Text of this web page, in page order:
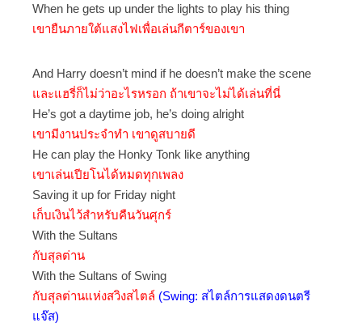
When he gets up under the lights to play his thing
เขายืนภายใต้แสงไฟเพื่อเล่นกีตาร์ของเขา
And Harry doesn’t mind if he doesn’t make the scene
และแฮรี่ก็ไม่ว่าอะไรหรอก ถ้าเขาจะไม่ได้เล่นที่นี่
He’s got a daytime job, he’s doing alright
เขามีงานประจำทำ เขาดูสบายดี
He can play the Honky Tonk like anything
เขาเล่นเปียโนได้หมดทุกเพลง
Saving it up for Friday night
เก็บเงินไว้สำหรับคืนวันศุกร์
With the Sultans
กับสุลต่าน
With the Sultans of Swing
กับสุลต่านแห่งสวิงสไตล์ (Swing: สไตล์การแสดงดนตรี
แจ๊ส)